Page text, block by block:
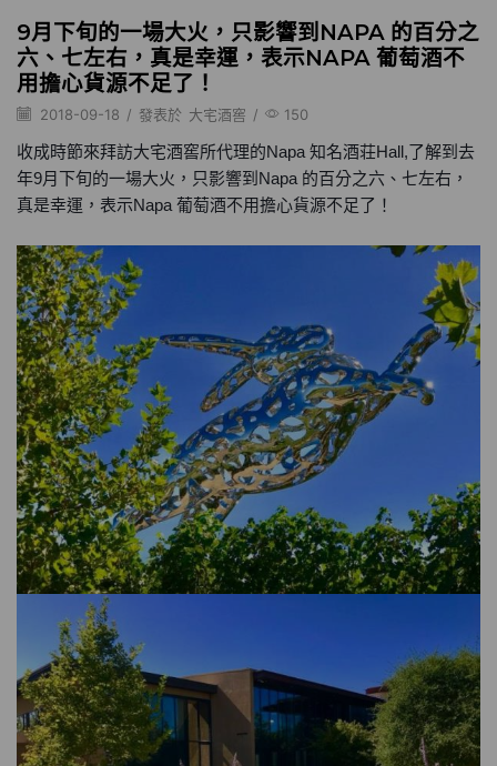
9月下旬的一場大火，只影響到NAPA 的百分之
六、七左右，真是幸運，表示NAPA 葡萄酒不
用擔心貨源不足了！
2018-09-18 / 發表於 大宅酒窖 / 150
收成時節來拜訪大宅酒窖所代理的Napa 知名酒荘Hall,了解到去
年9月下旬的一場大火，只影響到Napa 的百分之六、七左右，
真是幸運，表示Napa 葡萄酒不用擔心貨源不足了！